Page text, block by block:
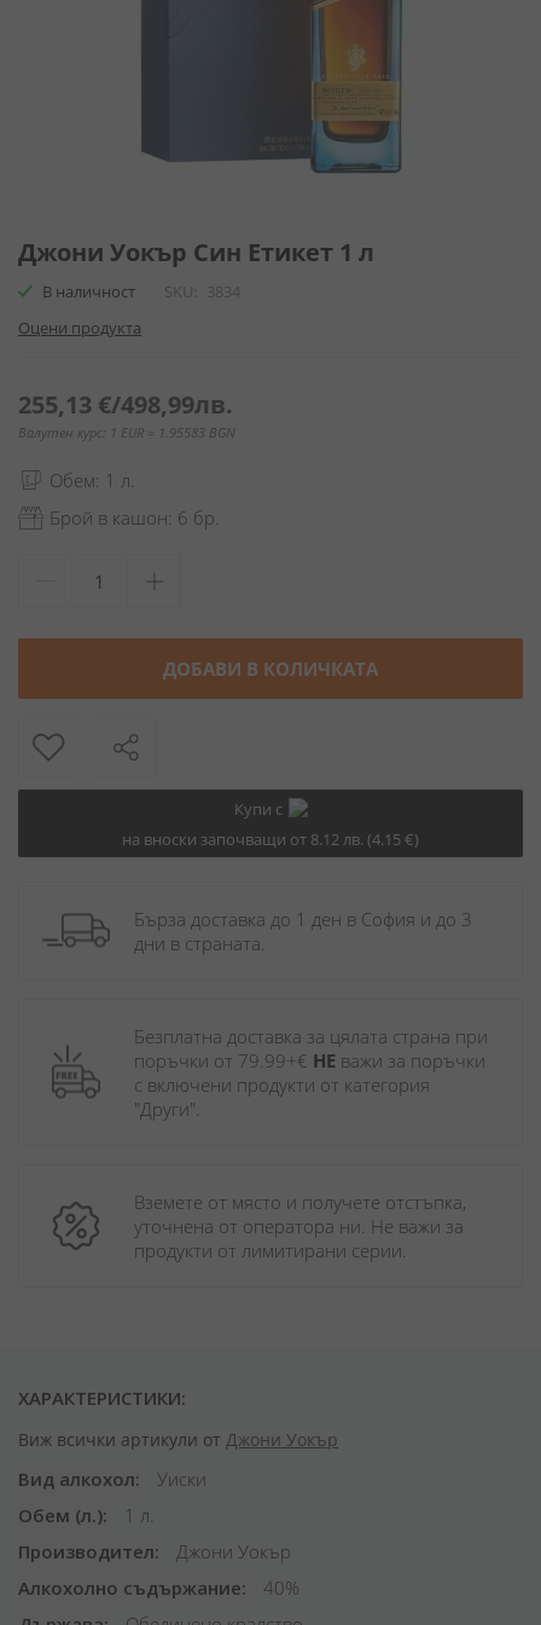
към
началото
на
галерия
със
Джони Уокър Син Етикет 1 л
В наличност SKU
3834
Оцени продукта
255,13 €/498,99лв.
Валутен курс: 1 EUR = 1.95583 BGN
Обем: 1 л.
Брой в кашон: 6 бр.
ДОБАВИ В КОЛИЧКАТА
Купи с
на вноски започващи от 8.12 лв. (4.15 €)
Бърза доставка до 1 ден в София и до 3
дни в страната.
Безплатна доставка за цялата страна при
поръчки от 79.99+€ НЕ важи за поръчки
с включени продукти от категория
"Други".
Вземете от място и получете отстъпка,
уточнена от оператора ни. Не важи за
продукти от лимитирани серии.
ХАРАКТЕРИСТИКИ:
Виж всички артикули от Джони Уокър
Вид алкохол
Уиски
Обем (л.)
1 л.
Производител
Джони Уокър
Алкохолно съдържание
40%